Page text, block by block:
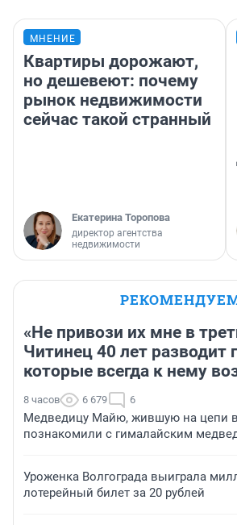
МНЕНИЕ
Квартиры дорожают,
но дешевеют: почему
рынок недвижимости
сейчас такой странный
Екатерина Торопова
директор агентства
недвижимости
«Не привози их мне в
Читинец 40 лет разводит
которые всегда к нему
8 часов 6 679 6
Медведицу Майю, жившую на цепи
познакомили с гималайским
Уроженка Волгограда выиграла
лотерейный билет за 20 рублей